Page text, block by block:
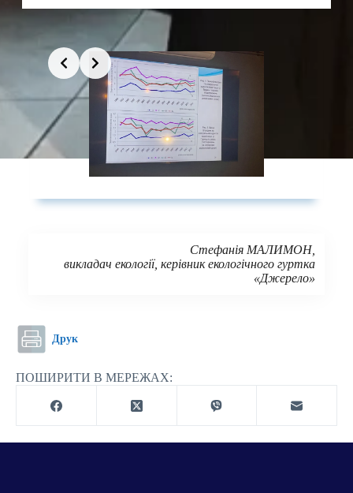
Стефанія МАЛИМОН,
викладач екології, керівник екологічного гуртка
«Джерело»
Друк
ПОШИРИТИ В МЕРЕЖАХ: